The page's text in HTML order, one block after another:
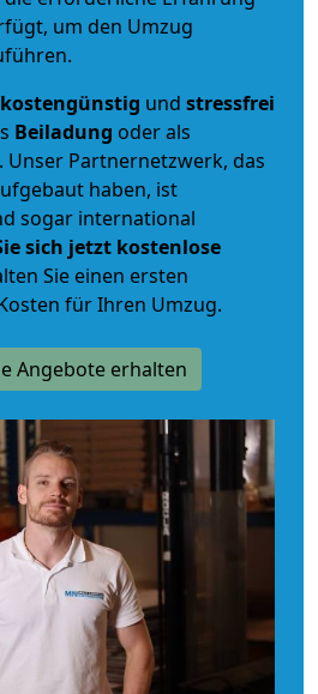
um den Umzug
kostengünstig und stressfrei
Beiladung oder als
. Unser Partnernetzwerk, das
haben, ist
sogar international
sich jetzt kostenlose
Sie einen ersten
für Ihren Umzug.
Angebote erhalten